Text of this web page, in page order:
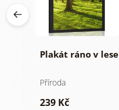
Plakát ráno v lese
Příroda
239 Kč